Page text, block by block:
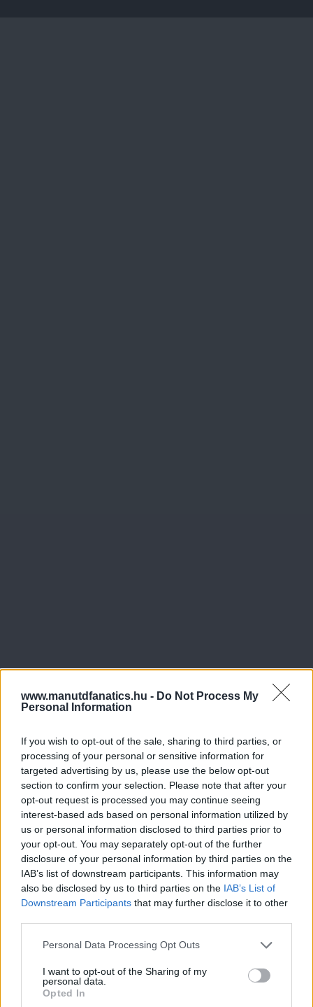
www.manutdfanatics.hu - Do Not Process My
Personal Information
If you wish to opt-out of the sale, sharing to third parties, or
processing of your personal or sensitive information for
targeted advertising by us, please use the below opt-out
section to confirm your selection. Please note that after your
opt-out request is processed you may continue seeing
interest-based ads based on personal information utilized by
us or personal information disclosed to third parties prior to
your opt-out. You may separately opt-out of the further
disclosure of your personal information by third parties on the
IAB’s list of downstream participants. This information may
also be disclosed by us to third parties on the IAB’s List of
Downstream Participants that may further disclose it to other
Please note that this website/app uses one or more Google
not limited to your visit or usage behaviour. You may click to
grant or deny consent to Google and its third-party tags to
use your data for below specified purposes in below Google
Personal Data Processing Opt Outs
I want to opt-out of the Sharing of my
personal data.
Opted In